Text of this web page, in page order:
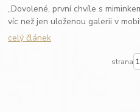
„Dovolené, první chvíle s
víc než jen uloženou galerii v
celý článek
strana